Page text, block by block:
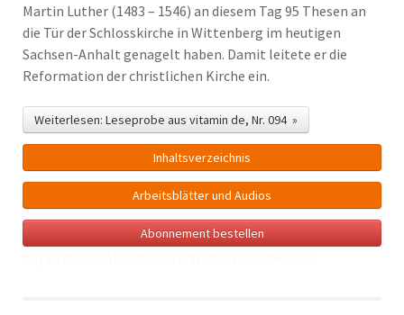
Martin Luther (1483 – 1546) an diesem Tag 95 Thesen an
die Tür der Schlosskirche in Wittenberg im heutigen
Sachsen-Anhalt genagelt haben. Damit leitete er die
Reformation der christlichen Kirche ein.
Weiterlesen: Leseprobe aus vitamin de, Nr. 094 »
Inhalts­verzeichnis
Arbeitsblätter und Audios
Abonnement bestellen